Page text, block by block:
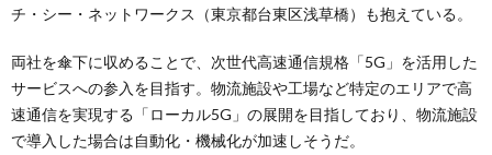
チ・シー・ネットワークス（東京都台東区浅草橋）も抱えている。
両社を傘下に収めることで、次世代高速通信規格「5G」を活用した
サービスへの参入を目指す。物流施設や工場など特定のエリアで高
速通信を実現する「ローカル5G」の展開を目指しており、物流施設
で導入した場合は自動化・機械化が加速しそうだ。